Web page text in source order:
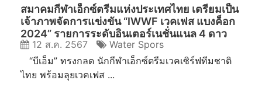
สมาคมกีฬาเอ็กซ์ตรีมแห่งประเทศไทย เตรียมเป็น
เจ้าภาพจัดการแข่งขัน “IWWF เวคเฟส แบงค็อก
2024” รายการระดับอินเตอร์เนชั่นแนล 4 ดาว
สนามที่ 4 ของปี เพื่อเก็บคะแนนสะสมควอลิฟายสู่
เวิลด์ แชมเปี้ยนชิพ ระหว่างวันที่ 16-18 สิงหาคม
2567 ณ ไมตรีเวคเซิร์ฟ บึงไมตรีจิต กร
12 ส.ค. 2567
Water Spors
“บีเอ็ม” ทรงกลด นักกีฬาเอ็กซ์ตรีมเวคเซิร์ฟทีมชาติ
ไทย พร้อมลุยเวคเฟส ...